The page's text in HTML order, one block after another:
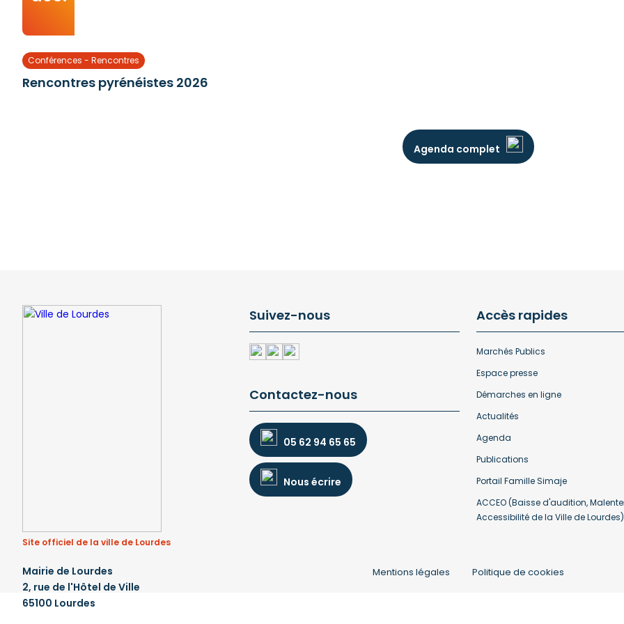
Conférences - Rencontres
Rencontres pyrénéistes 2026
Agenda complet
Site officiel de la ville de Lourdes
Mairie de Lourdes
2, rue de l'Hôtel de Ville
65100 Lourdes
Suivez-nous
Contactez-nous
05 62 94 65 65
Nous écrire
Accès rapides
Marchés Publics
Espace presse
Démarches en ligne
Actualités
Agenda
Publications
Portail Famille Simaje
ACCEO (Baisse d'audition,
Accessibilité de la Ville de Lourdes)
Mentions légales Politique de cookies